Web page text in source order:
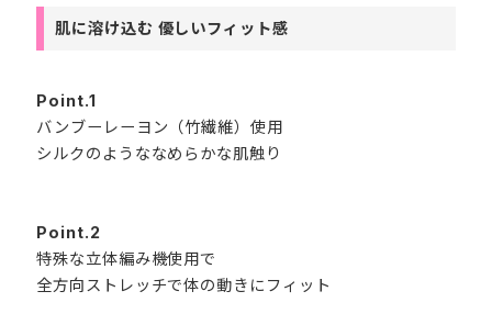
肌に溶け込む 優しいフィット感
Point.1
バンブーレーヨン（竹繊維）使用
シルクのようななめらかな肌触り
Point.2
特殊な立体編み機使用で
全方向ストレッチで体の動きにフィット